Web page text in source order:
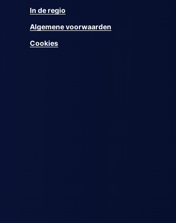
In de regio
Algemene voorwaarden
Cookies